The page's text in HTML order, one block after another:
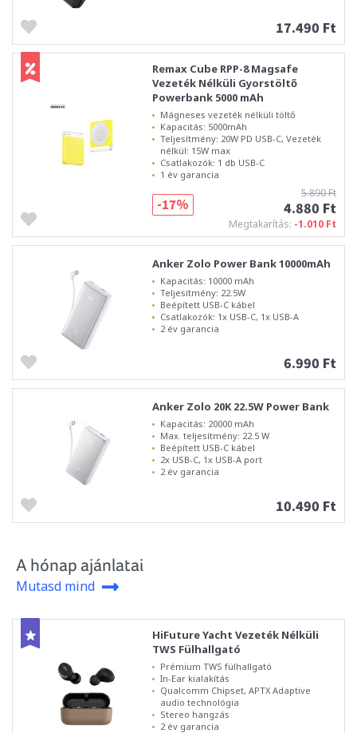
17.490 Ft
Remax Cube RPP-8 Magsafe
Vezeték Nélküli Gyorstöltő
Powerbank 5000 mAh
Mágneses vezeték nélküli töltő
Kapacitás: 5000mAh
Teljesítmény: 20W PD USB-C, Vezeték
nélkül: 15W max
Csatlakozók: 1 db USB-C
1 év garancia
5.890 Ft
4.880 Ft
Megtakarítás: -1.010 Ft
-17%
Anker Zolo Power Bank 10000mAh
Kapacitás: 10000 mAh
Teljesítmény: 22.5W
Beépített USB-C kábel
Csatlakozók: 1x USB-C, 1x USB-A
2 év garancia
6.990 Ft
Anker Zolo 20K 22.5W Power Bank
Kapacitás: 20000 mAh
Max. teljesítmény: 22.5 W
Beépített USB-C kábel
2x USB-C, 1x USB-A port
2 év garancia
10.490 Ft
A hónap ajánlatai
Mutasd mind
HiFuture Yacht Vezeték Nélküli
TWS Fülhallgató
Prémium TWS fülhallgató
In-Ear kialakítás
Qualcomm Chipset, APTX Adaptive
audio technológia
Stereo hangzás
2 év garancia